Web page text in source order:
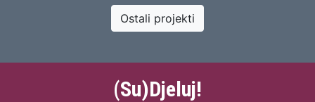
Ostali projekti
(Su)Djeluj!